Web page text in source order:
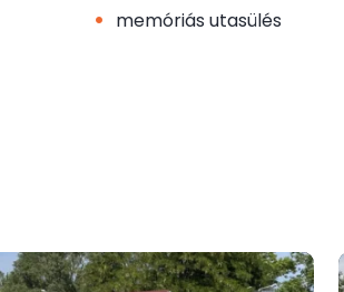
• memóriás utasülés